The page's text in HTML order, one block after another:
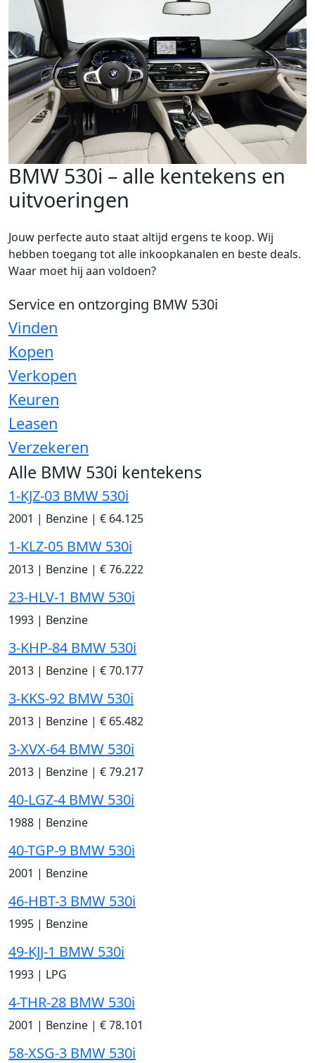
BMW 530i – alle kentekens en
uitvoeringen
Jouw perfecte auto staat altijd ergens te koop. Wij
hebben toegang tot alle inkoopkanalen en beste deals.
Waar moet hij aan voldoen?
Service en ontzorging BMW 530i
Vinden
Kopen
Verkopen
Keuren
Leasen
Verzekeren
Alle BMW 530i kentekens
1-KJZ-03 BMW 530i
2001 | Benzine | € 64.125
1-KLZ-05 BMW 530i
2013 | Benzine | € 76.222
23-HLV-1 BMW 530i
1993 | Benzine
3-KHP-84 BMW 530i
2013 | Benzine | € 70.177
3-KKS-92 BMW 530i
2013 | Benzine | € 65.482
3-XVX-64 BMW 530i
2013 | Benzine | € 79.217
40-LGZ-4 BMW 530i
1988 | Benzine
40-TGP-9 BMW 530i
2001 | Benzine
46-HBT-3 BMW 530i
1995 | Benzine
49-KJJ-1 BMW 530i
1993 | LPG
4-THR-28 BMW 530i
2001 | Benzine | € 78.101
58-XSG-3 BMW 530i